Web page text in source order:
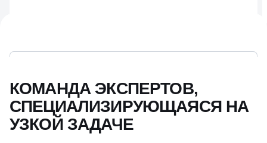
КОМАНДА ЭКСПЕРТОВ,
СПЕЦИАЛИЗИРУЮЩАЯСЯ НА
УЗКОЙ ЗАДАЧЕ